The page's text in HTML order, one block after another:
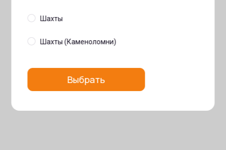
Шахты
Шахты (Каменоломни)
Выбрать